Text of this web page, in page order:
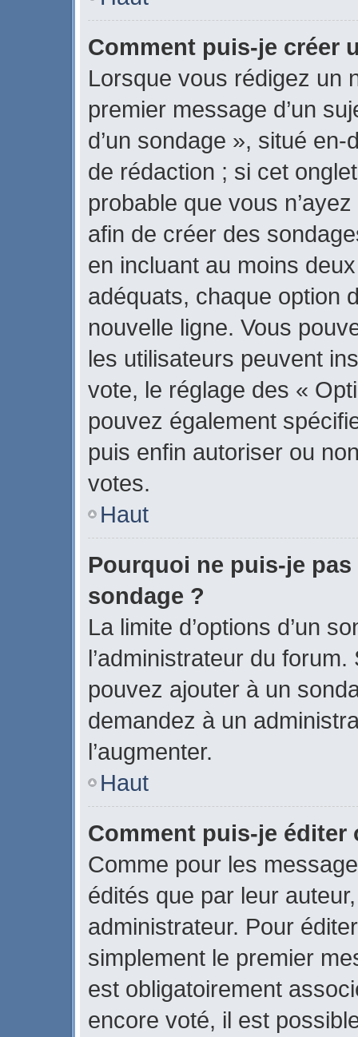
Comment puis-je créer
Lorsque vous rédigez un
premier message d’un
d’un sondage », situé
de rédaction ; si cet
probable que vous
afin de créer des
en incluant au moins
adéquats, chaque option
nouvelle ligne. Vous
les utilisateurs peuvent
vote, le réglage des «
pouvez également
puis enfin autoriser ou
votes.
Haut
Pourquoi ne puis-je
sondage ?
La limite d’options d’un
l’administrateur du
pouvez ajouter à un
demandez à un
l’augmenter.
Haut
Comment puis-je
Comme pour les
édités que par leur
administrateur. Pour
simplement le premier
est obligatoirement
encore voté, il est